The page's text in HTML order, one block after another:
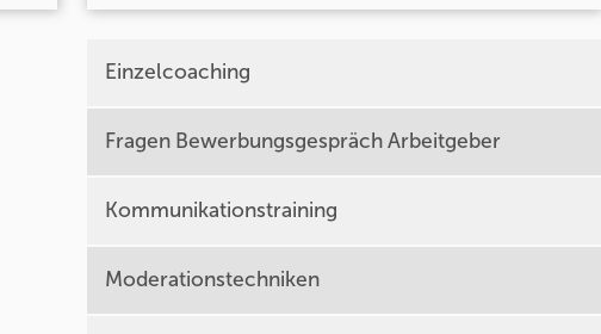
Einzelcoaching
Fragen Bewerbungsgespräch Arbeitgeber
Kommunikationstraining
Moderationstechniken